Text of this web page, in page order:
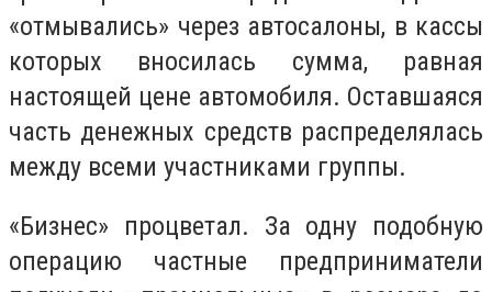
«отмывались» через автосалоны, в кассы
которых вносилась сумма, равная
настоящей цене автомобиля. Оставшаяся
часть денежных средств распределялась
между всеми участниками группы.
«Бизнес» процветал. За одну подобную
операцию частные предприниматели